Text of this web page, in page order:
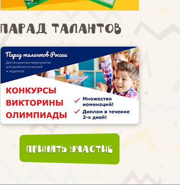
Парад талантов
Принять участие